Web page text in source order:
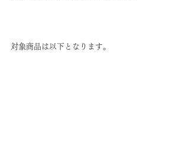
対象商品は以下となります。